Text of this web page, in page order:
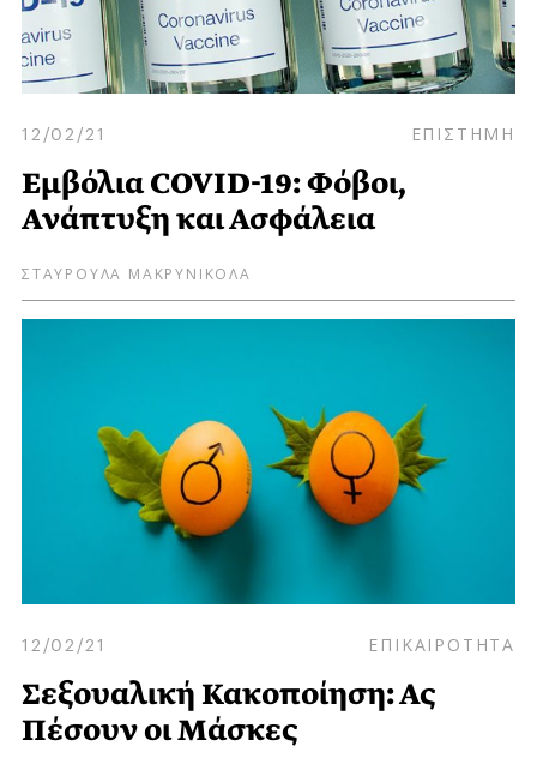
12/02/21 ΕΠΙΣΤΗΜΗ
Eμβόλια COVID-19: Φόβοι,
Ανάπτυξη και Ασφάλεια
ΣΤΑΥΡΟΥΛΑ ΜΑΚΡΥΝΙΚΟΛΑ
12/02/21 ΕΠΙΚΑΙΡΟΤΗΤΑ
Σεξουαλική Κακοποίηση: Ας
Πέσουν οι Μάσκες